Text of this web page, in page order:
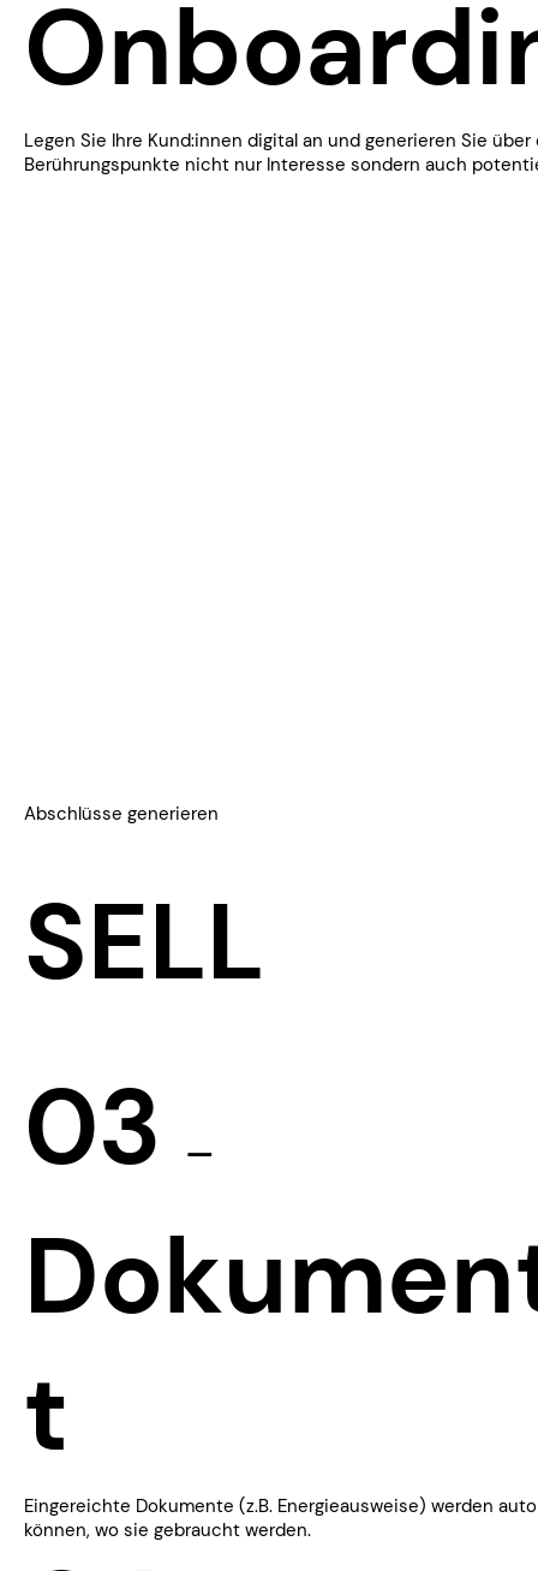
Abschlüsse generieren
SELL
03
—
Eingereichte Dokumente (z.B. Energieausweise) werden
können, wo sie gebraucht werden.
t
Legen Sie Ihre Kund:innen digital an und generieren Sie über
Berührungspunkte nicht nur Interesse sondern auch